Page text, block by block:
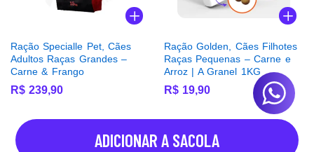
ADICIONAR A SACOLA
Ração Specialle Pet, Cães
Adultos Raças Grandes –
Carne & Frango
R$ 239,90
Ração Golden, Cães Filhotes
Raças Pequenas – Carne e
Arroz | A Granel 1KG
R$ 19,90